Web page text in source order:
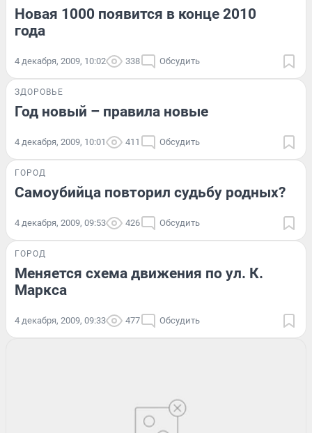
Новая 1000 появится в конце 2010
года
4 декабря, 2009, 10:02 338 Обсудить
ЗДОРОВЬЕ
Год новый – правила новые
4 декабря, 2009, 10:01 411 Обсудить
ГОРОД
Самоубийца повторил судьбу родных?
4 декабря, 2009, 09:53 426 Обсудить
ГОРОД
Меняется схема движения по ул. К.
Маркса
4 декабря, 2009, 09:33 477 Обсудить